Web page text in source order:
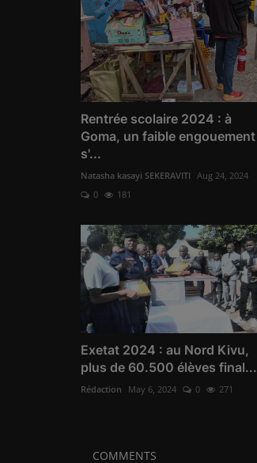
Rentrée scolaire 2024 : à
Goma, un faible engouement
s'...
Natasha kasayi SEKERAVITI Aug 24, 2024
0
181
Exetat 2024 : au Nord Kivu,
plus de 60.500 élèves final...
Rédaction May 6, 2024 0 271
COMMENTS